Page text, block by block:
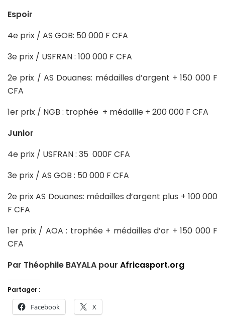
Espoir
4e prix / AS GOB: 50 000 F CFA
3e prix / USFRAN : 100 000 F CFA
2e prix / AS Douanes: médailles d’argent + 150 000 F
CFA
1er prix / NGB : trophée + médaille + 200 000 F CFA
Junior
4e prix / USFRAN : 35 000F CFA
3e prix / AS GOB : 50 000 F CFA
2e prix AS Douanes: médailles d’argent plus + 100 000
F CFA
1er prix / AOA : trophée + médailles d’or + 150 000 F
CFA
Par Théophile BAYALA pour Africasport.org
Partager :
Facebook X